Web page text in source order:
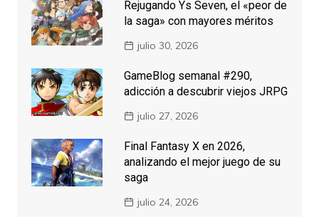
Rejugando Ys Seven, el «peor de
la saga» con mayores méritos
julio 30, 2026
GameBlog semanal #290,
adicción a descubrir viejos JRPG
julio 27, 2026
Final Fantasy X en 2026,
analizando el mejor juego de su
saga
julio 24, 2026